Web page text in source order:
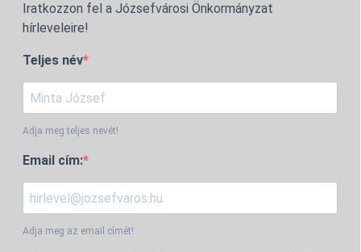
Iratkozzon fel a Józsefvárosi Önkormányzat
hírleveleire!
Teljes név
Adja meg teljes nevét!
Email cím:
Adja meg az email címét!